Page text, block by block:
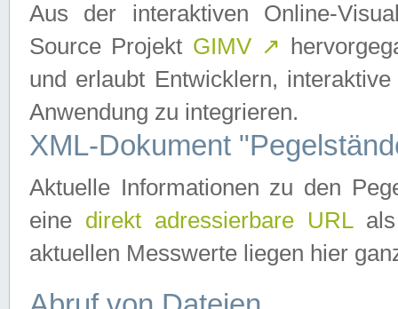
Aus der interaktiven Online-
Source Projekt GIMV ↗
und erlaubt Entwicklern,
Anwendung zu integrieren.
XML-Dokument
Aktuelle Informationen zu den
eine direkt adressierbare URLals
aktuellen Messwerte liegen hier